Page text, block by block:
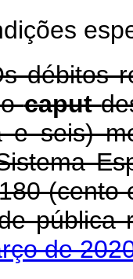
débitos
caput
e seis)
(cento
pública
de